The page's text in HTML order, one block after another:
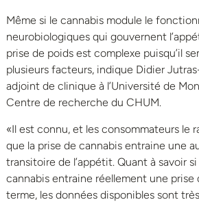
Même si le cannabis module le
neurobiologiques qui gouvernent
prise de poids est complexe puisqu’il
plusieurs facteurs, indique Didier
adjoint de clinique à l’Université de
Centre de recherche du CHUM.
«Il est connu, et les consommateurs le
que la prise de cannabis entraine une
transitoire de l’appétit. Quant à savoir
cannabis entraine réellement une prise
terme, les données disponibles sont